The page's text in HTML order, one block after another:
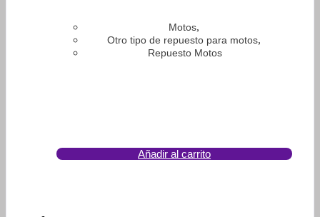
Motos,
Otro tipo de repuesto para motos,
Repuesto Motos
Añadir al carrito